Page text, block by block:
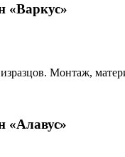
«Варкус»
Монтаж,
«Алавус»